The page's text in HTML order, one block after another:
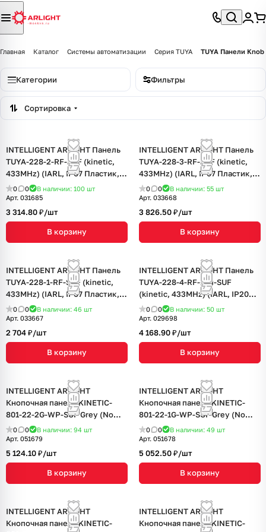
Главная Каталог Системы автоматизации Серия TUYA TUYA Панели
Категории Фильтры
Сортировка
INTELLIGENT ARLIGHT Панель
TUYA-228-2-RF-SUF (kinetic,
433MHz) (IARL, IP67 Пластик, 3
года)
0 0 В наличии: 100 шт
Арт. 031685
3 314.80 ₽/шт
В корзину
INTELLIGENT ARLIGHT Панель
TUYA-228-3-RF-SUF (kinetic,
433MHz) (IARL, IP67 Пластик, 3
года)
0 0 В наличии: 55 шт
Арт. 033668
3 826.50 ₽/шт
В корзину
INTELLIGENT ARLIGHT Панель
TUYA-228-1-RF-SUF (kinetic,
433MHz) (IARL, IP67 Пластик, 3
года)
0 0 В наличии: 46 шт
Арт. 033667
2 704 ₽/шт
В корзину
INTELLIGENT ARLIGHT Панель
TUYA-228-4-RF-WH-SUF
(kinetic, 433MHz) (IARL, IP20
Пластик, 3 года)
0 0 В наличии: 50 шт
Арт. 029698
4 168.90 ₽/шт
В корзину
INTELLIGENT ARLIGHT
Кнопочная панель KINETIC-
801-22-2G-WP-SUF Grey (No
battery, IP67, 433Mhz) (IARL,
IP67 Пластик, 3 года)
0 0 В наличии: 94 шт
Арт. 051679
5 124.10 ₽/шт
В корзину
INTELLIGENT ARLIGHT
Кнопочная панель KINETIC-
801-22-1G-WP-SUF Grey (No
battery, IP67, 433Mhz) (IARL,
IP67 Пластик, 3 года)
0 0 В наличии: 49 шт
Арт. 051678
5 052.50 ₽/шт
В корзину
INTELLIGENT ARLIGHT
Кнопочная панель KINETIC-
INTELLIGENT ARLIGHT
Кнопочная панель KINETIC-